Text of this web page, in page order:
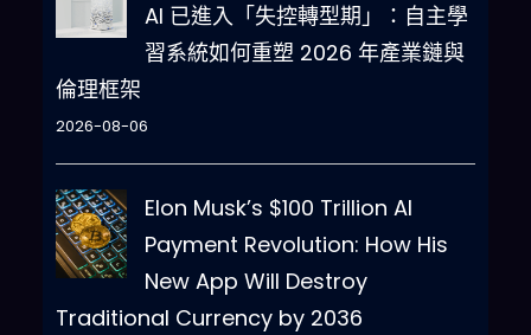
AI 已進入「失控轉型期」：自主學
習系統如何重塑 2026 年產業鏈與
倫理框架
2026-08-06
Elon Musk’s $100 Trillion AI
Payment Revolution: How His
New App Will Destroy
Traditional Currency by 2036